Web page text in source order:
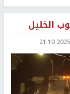
الخليل
2025-